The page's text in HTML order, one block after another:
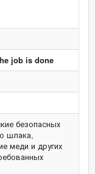
job is done
безопасных
шлака,
меди и других